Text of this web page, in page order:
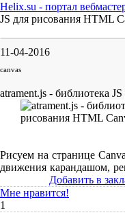
Helix.su - портал
JS для рисования HTML
11-04-2016
canvas
atrament.js - библиотека
Рисуем на странице
движения карандашом,
Добавить в
Мне нравится!
1